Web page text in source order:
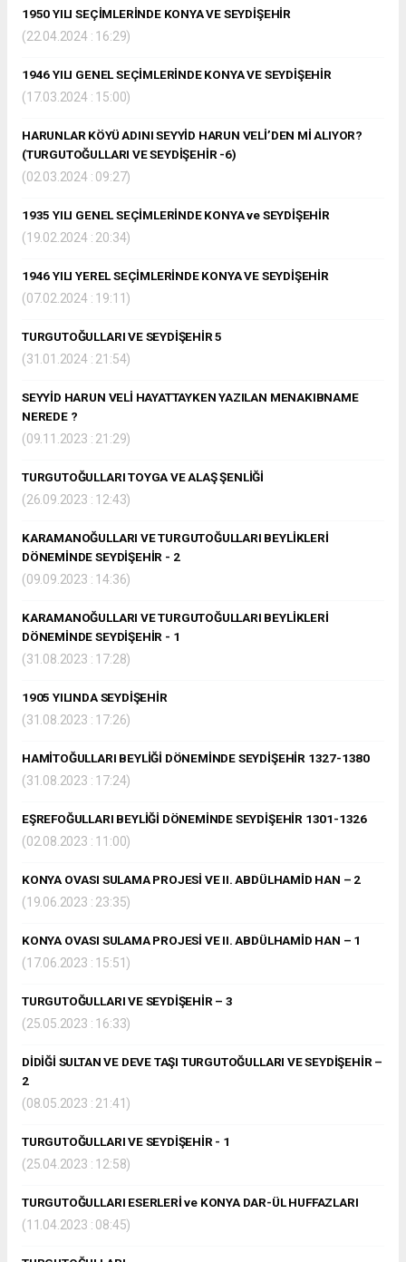
1950 YILI SEÇİMLERİNDE KONYA VE SEYDİŞEHİR
(22.04.2024 : 16:29)
1946 YILI GENEL SEÇİMLERİNDE KONYA VE SEYDİŞEHİR
(17.03.2024 : 15:00)
HARUNLAR KÖYÜ ADINI SEYYİD HARUN VELİ’DEN Mİ ALIYOR?
(TURGUTOĞULLARI VE SEYDİŞEHİR -6)
(02.03.2024 : 09:27)
1935 YILI GENEL SEÇİMLERİNDE KONYA ve SEYDİŞEHİR
(19.02.2024 : 20:34)
1946 YILI YEREL SEÇİMLERİNDE KONYA VE SEYDİŞEHİR
(07.02.2024 : 19:11)
TURGUTOĞULLARI VE SEYDİŞEHİR 5
(31.01.2024 : 21:54)
SEYYİD HARUN VELİ HAYATTAYKEN YAZILAN MENAKIBNAME
NEREDE ?
(09.11.2023 : 21:29)
TURGUTOĞULLARI TOYGA VE ALAŞ ŞENLİĞİ
(26.09.2023 : 12:43)
KARAMANOĞULLARI VE TURGUTOĞULLARI BEYLİKLERİ
DÖNEMİNDE SEYDİŞEHİR - 2
(09.09.2023 : 14:36)
KARAMANOĞULLARI VE TURGUTOĞULLARI BEYLİKLERİ
DÖNEMİNDE SEYDİŞEHİR - 1
(31.08.2023 : 17:28)
1905 YILINDA SEYDİŞEHİR
(31.08.2023 : 17:26)
HAMİTOĞULLARI BEYLİĞİ DÖNEMİNDE SEYDİŞEHİR 1327-1380
(31.08.2023 : 17:24)
EŞREFOĞULLARI BEYLİĞİ DÖNEMİNDE SEYDİŞEHİR 1301-1326
(02.08.2023 : 11:00)
KONYA OVASI SULAMA PROJESİ VE II. ABDÜLHAMİD HAN – 2
(19.06.2023 : 23:35)
KONYA OVASI SULAMA PROJESİ VE II. ABDÜLHAMİD HAN – 1
(17.06.2023 : 15:51)
TURGUTOĞULLARI VE SEYDİŞEHİR – 3
(25.05.2023 : 16:33)
DİDİĞİ SULTAN VE DEVE TAŞI TURGUTOĞULLARI VE SEYDİŞEHİR –
2
(08.05.2023 : 21:41)
TURGUTOĞULLARI VE SEYDİŞEHİR - 1
(25.04.2023 : 12:58)
TURGUTOĞULLARI ESERLERİ ve KONYA DAR-ÜL HUFFAZLARI
(11.04.2023 : 08:45)